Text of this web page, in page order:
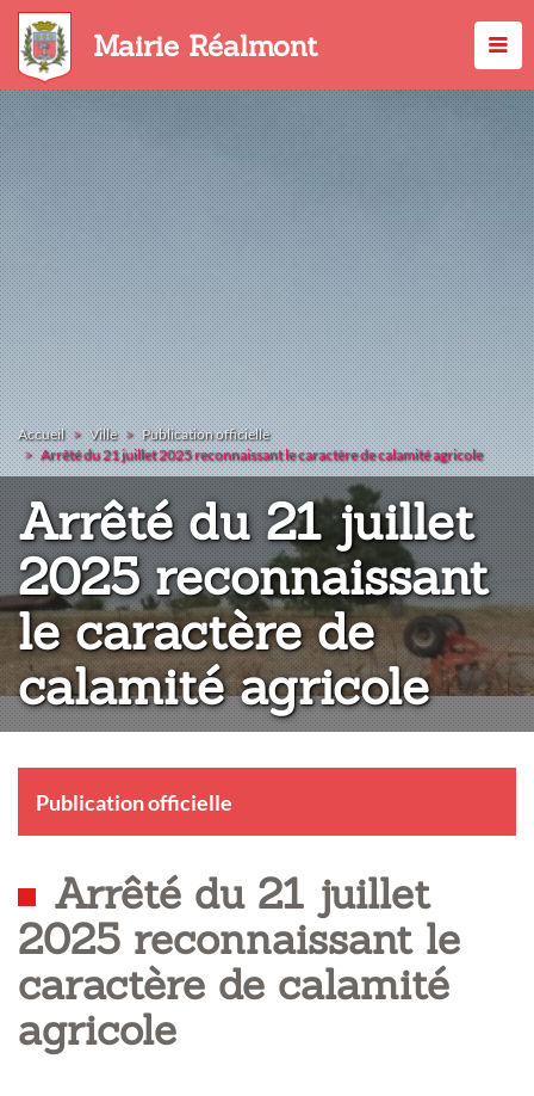
Aller
contenu
principal
Mairie Réalmont
Accueil Ville
Publication officielle
Arrêté du 21 juillet 2025 reconnaissant le caractère de calamité agricole
Arrêté du 21 juillet
2025 reconnaissant
le caractère de
calamité agricole
Publication officielle
Arrêté du 21 juillet
2025 reconnaissant le
caractère de calamité
agricole